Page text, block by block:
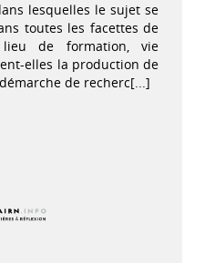
lesquelles le sujet se
toutes les facettes de
lieu de formation, vie
elles la production de
de recherc[...]